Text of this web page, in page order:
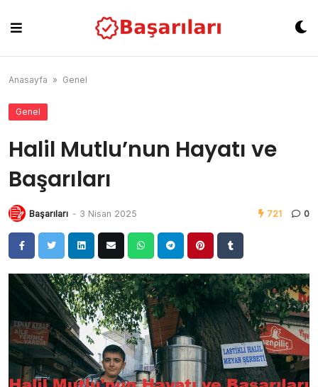
content
Anasayfa » Genel
Genel
Halil Mutlu’nun Hayatı ve
Başarıları
Başarıları - 3 Nisan 2025 721 0